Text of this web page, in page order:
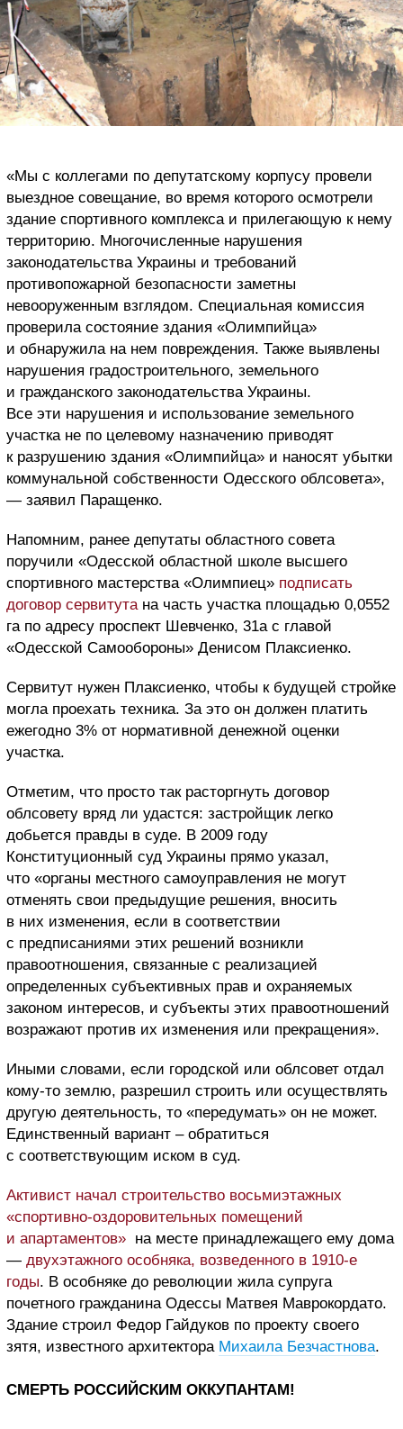
«Мы с коллегами по депутатскому корпусу провели
выездное совещание, во время которого осмотрели
здание спортивного комплекса и прилегающую к нему
территорию. Многочисленные нарушения
законодательства Украины и требований
противопожарной безопасности заметны
невооруженным взглядом. Специальная комиссия
проверила состояние здания «Олимпийца»
и обнаружила на нем повреждения. Также выявлены
нарушения градостроительного, земельного
и гражданского законодательства Украины.
Все эти нарушения и использование земельного
участка не по целевому назначению приводят
к разрушению здания «Олимпийца» и наносят убытки
коммунальной собственности Одесского облсовета»,
— заявил Паращенко.
Напомним, ранее депутаты областного совета
поручили «Одесской областной школе высшего
спортивного мастерства «Олимпиец» подписать
договор сервитута на часть участка площадью 0,0552
га по адресу проспект Шевченко, 31а с главой
«Одесской Самообороны» Денисом Плаксиенко.
Сервитут нужен Плаксиенко, чтобы к будущей стройке
могла проехать техника. За это он должен платить
ежегодно 3% от нормативной денежной оценки
участка.
Отметим, что просто так расторгнуть договор
облсовету вряд ли удастся: застройщик легко
добьется правды в суде. В 2009 году
Конституционный суд Украины прямо указал,
что «органы местного самоуправления не могут
отменять свои предыдущие решения, вносить
в них изменения, если в соответствии
с предписаниями этих решений возникли
правоотношения, связанные с реализацией
определенных субъективных прав и охраняемых
законом интересов, и субъекты этих правоотношений
возражают против их изменения или прекращения».
Иными словами, если городской или облсовет отдал
кому-то землю, разрешил строить или осуществлять
другую деятельность, то «передумать» он не может.
Единственный вариант – обратиться
с соответствующим иском в суд.
Активист начал строительство восьмиэтажных
«спортивно-оздоровительных помещений
и апартаментов» на месте принадлежащего ему дома
— двухэтажного особняка, возведенного в 1910-е
годы. В особняке до революции жила супруга
почетного гражданина Одессы Матвея Маврокордато.
Здание строил Федор Гайдуков по проекту своего
зятя, известного архитектора Михаила Безчастнова.
СМЕРТЬ РОССИЙСКИМ ОККУПАНТАМ!